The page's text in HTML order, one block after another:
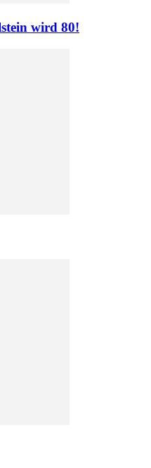
wird 80!